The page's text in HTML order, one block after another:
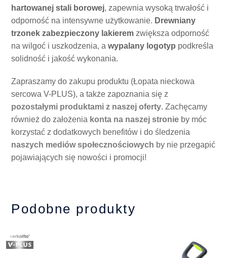
hartowanej stali borowej, zapewnia wysoką trwałość i
odporność na intensywne użytkowanie. Drewniany
trzonek zabezpieczony lakierem zwiększa odporność
na wilgoć i uszkodzenia, awypalany logotyp podkreśla
solidność i jakość wykonania.
Zapraszamy do zakupu produktu (Łopata nieckowa
sercowa V-PLUS), a także zapoznania się z
pozostałymi produktami z naszej oferty. Zachęcamy
również do założenia konta na naszej stronie by móc
korzystać z dodatkowych benefitów i do śledzenia
naszych mediów społecznościowych by nie przegapić
pojawiających się nowości i promocji!
Podobne produkty